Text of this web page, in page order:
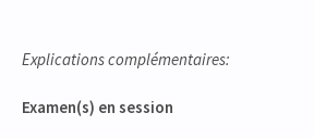
Explications complémentaires:
Examen(s) en session